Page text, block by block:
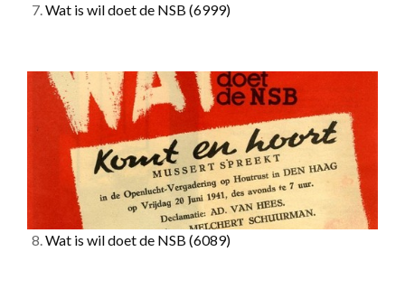
7.Wat is wil doet de NSB (6999)
8.Wat is wil doet de NSB (6089)